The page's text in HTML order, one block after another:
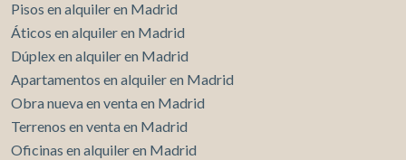
Pisos en alquiler en Madrid
Áticos en alquiler en Madrid
Dúplex en alquiler en Madrid
Apartamentos en alquiler en Madrid
Obra nueva en venta en Madrid
Terrenos en venta en Madrid
Oficinas en alquiler en Madrid